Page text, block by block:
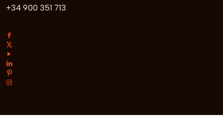
+34 900 351 713